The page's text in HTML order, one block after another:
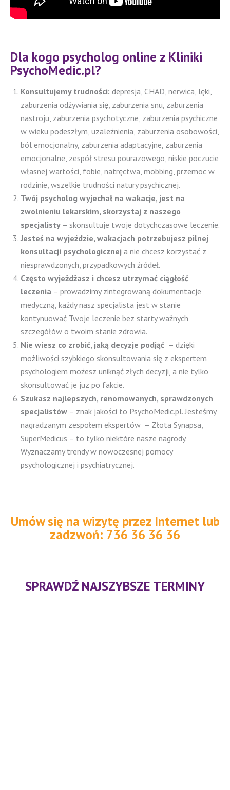
Dla kogo psycholog online z Kliniki
PsychoMedic.pl?
Konsultujemy trudności: depresja, CHAD, nerwica, lęki,
zaburzenia odżywiania się, zaburzenia snu, zaburzenia
nastroju, zaburzenia psychotyczne, zaburzenia psychiczne
w wieku podeszłym, uzależnienia, zaburzenia osobowości,
ból emocjonalny, zaburzenia adaptacyjne, zaburzenia
emocjonalne, zespół stresu pourazowego, niskie poczucie
własnej wartości, fobie, natręctwa, mobbing, przemoc w
rodzinie, wszelkie trudności natury psychicznej.
Twój psycholog wyjechał na wakacje, jest na
zwolnieniu lekarskim, skorzystaj z naszego
specjalisty – skonsultuje twoje dotychczasowe leczenie.
Jesteś na wyjeździe, wakacjach potrzebujesz pilnej
konsultacji psychologicznej a nie chcesz korzystać z
niesprawdzonych, przypadkowych źródeł.
Często wyjeżdżasz i chcesz utrzymać ciągłość
leczenia – prowadzimy zintegrowaną dokumentacje
medyczną, każdy nasz specjalista jest w stanie
kontynuować Twoje leczenie bez starty ważnych
szczegółów o twoim stanie zdrowia.
Nie wiesz co zrobić, jaką decyzje podjąć – dzięki
możliwości szybkiego skonsultowania się z ekspertem
psychologiem możesz uniknąć złych decyzji, a nie tylko
skonsultować je juz po fakcie.
Szukasz najlepszych, renomowanych, sprawdzonych
specjalistów – znak jakości to PsychoMedic.pl. Jesteśmy
nagradzanym zespołem ekspertów – Złota Synapsa,
SuperMedicus – to tylko niektóre nasze nagrody.
Wyznaczamy trendy w nowoczesnej pomocy
psychologicznej i psychiatrycznej.
Umów się na wizytę przez Internet lub
zadzwoń: 736 36 36 36
SPRAWDŹ NAJSZYBSZE TERMINY